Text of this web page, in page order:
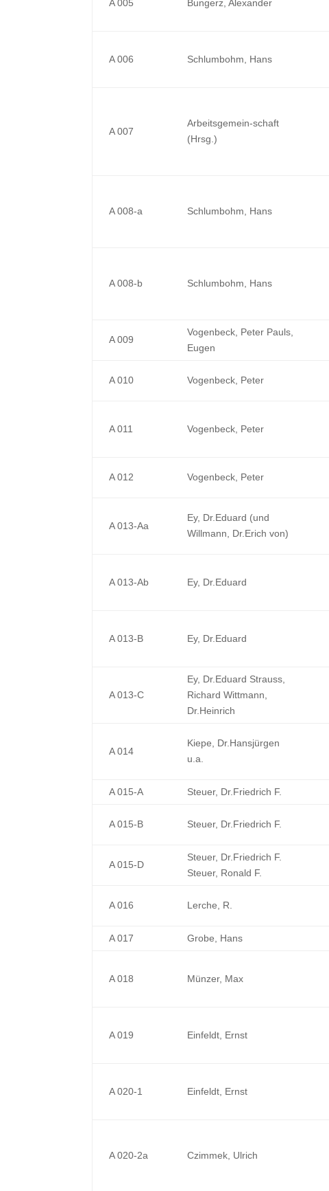
A 005 Bungerz, Alexander
A 006 Schlumbohm, Hans
A 007
Arbeitsgemein-schaft
(Hrsg.)
A 008-a Schlumbohm, Hans
A 008-b Schlumbohm, Hans
A 009
Vogenbeck, Peter Pauls,
Eugen
A 010 Vogenbeck, Peter
A 011 Vogenbeck, Peter
A 012 Vogenbeck, Peter
A 013-Aa
Ey, Dr.Eduard (und
Willmann, Dr.Erich von)
A 013-Ab Ey, Dr.Eduard
A 013-B Ey, Dr.Eduard
A 013-C
Ey, Dr.Eduard Strauss,
Richard Wittmann,
Dr.Heinrich
A 014
Kiepe, Dr.Hansjürgen
u.a.
A 015-A Steuer, Dr.Friedrich F.
A 015-B Steuer, Dr.Friedrich F.
A 015-D
Steuer, Dr.Friedrich F.
Steuer, Ronald F.
A 016 Lerche, R.
A 017 Grobe, Hans
A 018 Münzer, Max
A 019 Einfeldt, Ernst
A 020-1 Einfeldt, Ernst
A 020-2a Czimmek, Ulrich